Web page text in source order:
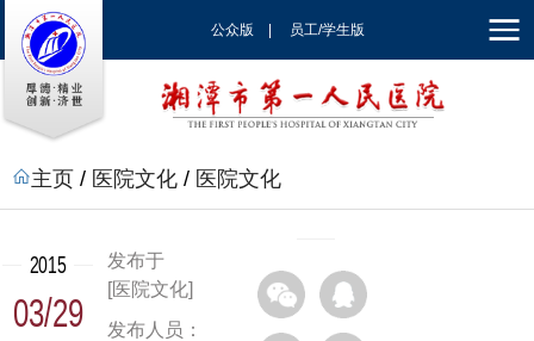
公众版 员工/学生版
| EN
主页 / 医院文化 / 医院文化
2015
03/29
发布于
[医院文化]
发布人员：